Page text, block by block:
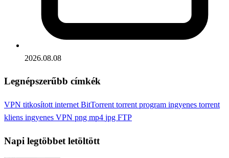
2026.08.08
Legnépszerűbb címkék
VPN titkosított internet BitTorrent torrent program ingyenes torrent
kliens ingyenes VPN png mp4 jpg FTP
Napi legtöbbet letöltött